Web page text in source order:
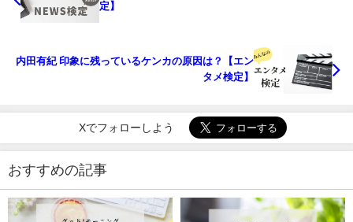
定】
内田有紀 印象に残っているケンカの原因は？【エン
タメ検定】
Xでフォローしよう
おすすめの記事